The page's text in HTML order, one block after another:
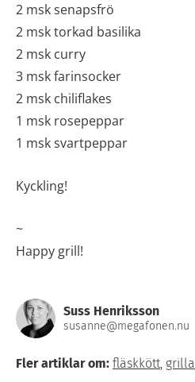
2 msk senapsfrö
2 msk torkad basilika
2 msk curry
3 msk farinsocker
2 msk chiliflakes
1 msk rosepeppar
1 msk svartpeppar
Kyckling!
~
Happy grill!
Suss Henriksson
susanne@megafonen.nu
Fler artiklar om: fläskkött, grilla